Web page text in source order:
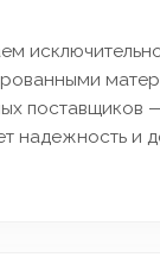
поставщиков
надежность и